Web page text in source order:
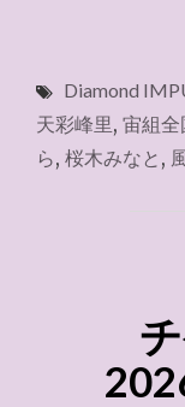
Diamond
天彩峰里, 宙組全
ら, 桜木みなと ,